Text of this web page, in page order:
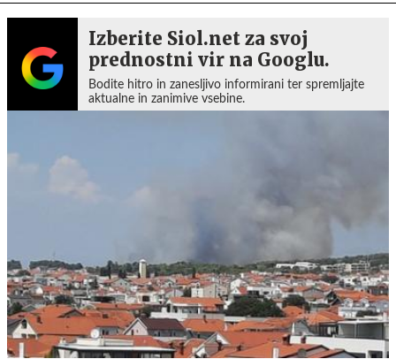
Izberite Siol.net za svoj
prednostni vir na Googlu.
Bodite hitro in zanesljivo informirani ter spremljajte
aktualne in zanimive vsebine.